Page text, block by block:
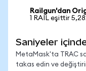
Railgun'dan
1 RAIL eşittir
Saniyeler
MetaMask'ta TRAC
takas edin ve